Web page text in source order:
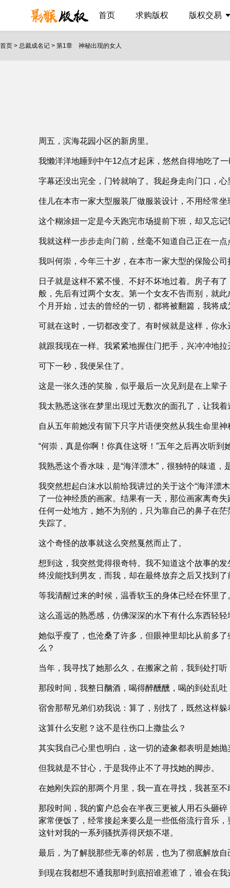
首页 求购版权 版权交易
首页 > 总裁成名记 > 第1章 神秘出现的女人
周五，滨海花园小区的新房里。
我懒洋洋地睡到中午12点才起床，悠然自得地吃了
字幕还没出完全，门铃就响了。我起身走向门口，
佳儿在本市一家大型服装厂做服装设计，不用经常
这个糊涂妞一定是今天跑完市场提前下班，却又忘记
我就这样一步步走向门前，丝毫不知道自己正在一
我叫何崇，今年三十岁，在本市一家大型的保险公
日子就是这样不紧不慢、不好不坏地过着。房子有
般，先后有过两个女友。第一个女友不告而别，就
个月开始，过去的曾经的一切，都将被翻篇，我将
可就在这时，一切都改变了。有时候就是这样，你
就跟我现在一样。我紧紧地握住门把手，兴冲冲地
可下一秒，我便呆住了。
这是一张久违的笑脸，似乎最后一次见到是在上辈
我太熟悉这张在梦里出现过无数次的面孔了，让我
自从五年前她没有留下只字片语便突然从我生命里
“何崇，真是你啊！你真住这呀！”五年之后再次听
我熟悉这个香水味，是“海洋漂木”，很独特的味道
我突然想起白沫水以前给我讲过的关于这个“海洋漂
了一位神经质的画家。结果有一天，那位画家离奇
任何一处地方，她不为别的，只为靠自己的鼻子在
失踪了。
这个奇怪的故事就这么突然戛然而止了。
想到这，我突然觉得很奇特。我不知道这个故事的
终没能找到男友，而我，却在最终放弃之后又找到了
等我清醒过来的时候，温香软玉的身体已经在怀里了
这么遥远的熟悉感，仿佛深深的水下有什么东西轻
她似乎瘦了，也沧桑了许多，但眼神里却比从前多
么？
当年，我寻找了她那么久，在搬家之前，我到处打
那段时间，我整日酗酒，喝得醉醺醺，喝的到处乱
宿舍那帮兄弟们劝我说：算了，别找了，既然这样
这算什么安慰？这不是往伤口上撒盐么？
其实我自己心里也明白，这一切的迹象都表明是她
但我就是不甘心，于是我停止不了寻找她的脚步。
在她刚失踪的那两个月里，我一直在寻找，我甚至
那段时间，我的窗户总会在半夜三更被人用石头砸
家常便饭了，经常接起来要么是一些低俗流行音乐
这针对我的一系列骚扰弄得厌烦不堪。
最后，为了解脱那些无辜的邻居，也为了彻底解放
到现在我都想不通我那时到底招谁惹谁了，谁会在